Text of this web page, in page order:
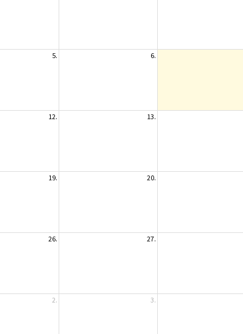
5. 6.
12. 13.
19. 20.
26. 27.
2. 3.